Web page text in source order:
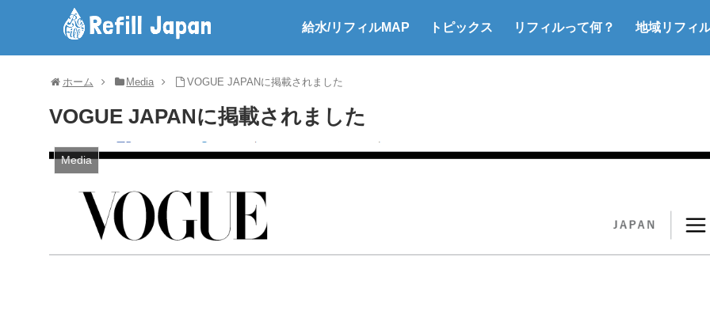
給水/リフィルMAP トピックス リフィルって何？ 地域リフィ
ホーム Media VOGUE JAPANに掲載されました
VOGUE JAPANに掲載されました
Media